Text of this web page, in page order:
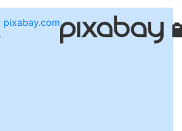
pixabay.com